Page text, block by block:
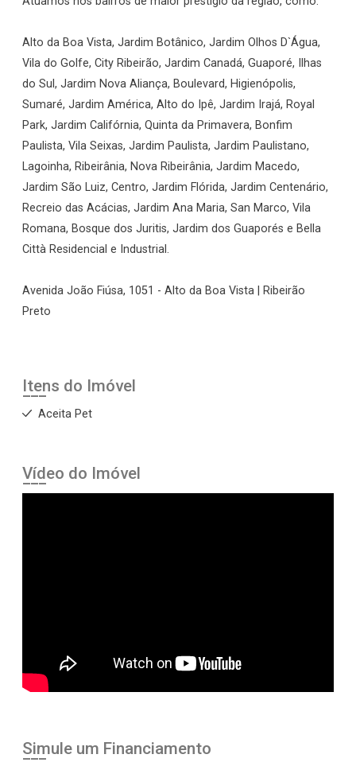
Alto da Boa Vista, Jardim Botânico, Jardim Olhos D`Água,
Vila do Golfe, City Ribeirão, Jardim Canadá, Guaporé, Ilhas
do Sul, Jardim Nova Aliança, Boulevard, Higienópolis,
Sumaré, Jardim América, Alto do Ipê, Jardim Irajá, Royal
Park, Jardim Califórnia, Quinta da Primavera, Bonfim
Paulista, Vila Seixas, Jardim Paulista, Jardim Paulistano,
Lagoinha, Ribeirânia, Nova Ribeirânia, Jardim Macedo,
Jardim São Luiz, Centro, Jardim Flórida, Jardim Centenário,
Recreio das Acácias, Jardim Ana Maria, San Marco, Vila
Romana, Bosque dos Juritis, Jardim dos Guaporés e Bella
Città Residencial e Industrial.
Avenida João Fiúsa, 1051 - Alto da Boa Vista | Ribeirão
Preto
Itens do Imóvel
Aceita Pet
Vídeo do Imóvel
Simule um Financiamento